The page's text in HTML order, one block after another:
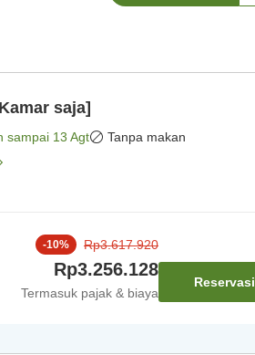
saja]
sampai 13 Agt Tanpa makan
-10% Rp3.617.920
Rp3.256.128
Termasuk pajak & biaya
Reservasi